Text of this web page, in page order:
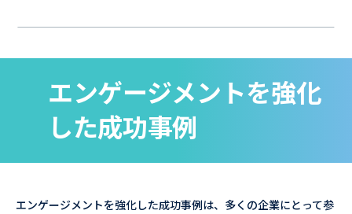
エンゲージメントを強化
した成功事例
エンゲージメントを強化した成功事例は、多くの企業にとって参